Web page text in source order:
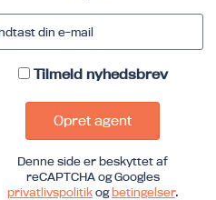
Tilmeld nyhedsbrev
Opret agent
Denne side er beskyttet af
reCAPTCHA og Googles
privatlivspolitikogbetingelser.